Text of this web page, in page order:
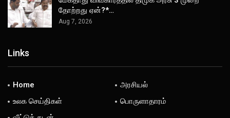
தோற்றது ஏன்?*…
Aug 7, 2026
Links
Home
அரசியல்
உலக செய்திகள்
பொருளாதாரம்